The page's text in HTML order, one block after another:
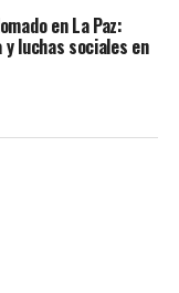
en La Paz:
luchas sociales en